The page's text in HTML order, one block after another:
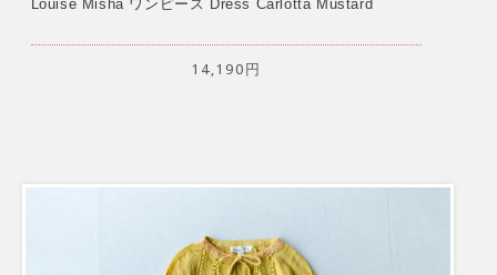
Louise Misha ワンピース Dress Carlotta Mustard
14,190円